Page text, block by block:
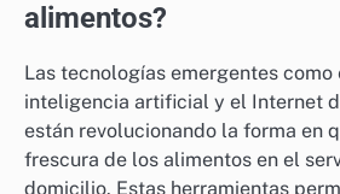
más nutritivas y sabrosas que las
¿Qué tecnologías